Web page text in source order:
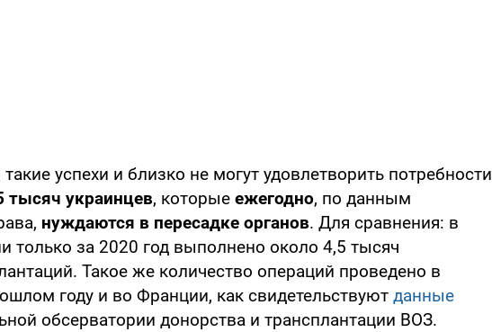
успехи и близко не могут удовлетворить потребности
тысяч украинцев, которые ежегодно, по данным
нуждаются в пересадке органов. Для сравнения: в
только за 2020 год выполнено около 4,5 тысяч
Такое же количество операций проведено в
году и во Франции, как свидетельствуют данные
обсерватории донорства и трансплантации ВОЗ.